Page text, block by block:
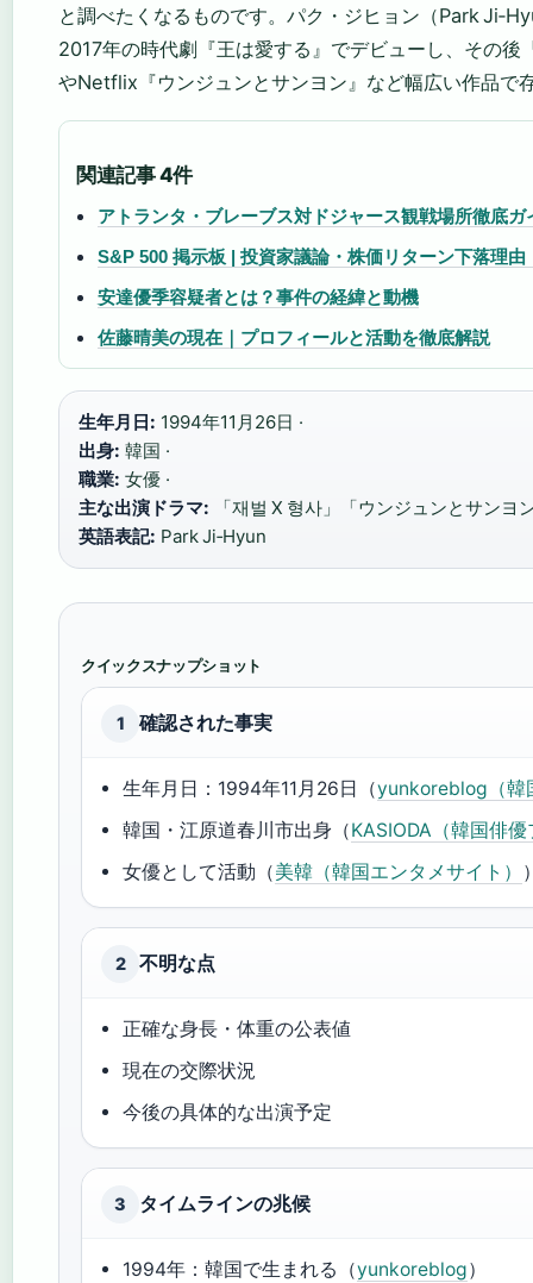
と調べたくなるものです。パク・ジヒョン（Park
2017年の時代劇『王は愛する』でデビューし、その後
やNetflix『ウンジュンとサンヨン』など幅広い作品で
関連記事 4件
アトランタ・ブレーブス対ドジャース観戦場所徹底
S&P 500 掲示板 | 投資家議論・株価リターン下落理由
安達優季容疑者とは？事件の経緯と動機
佐藤晴美の現在｜プロフィールと活動を徹底解説
生年月日: 1994年11月26日 ·
出身: 韓国 ·
職業: 女優 ·
主な出演ドラマ: 「재벌 X 형사」「ウンジュンとサンヨ
英語表記: Park Ji‑Hyun
クイックスナップショット
1 確認された事実
生年月日：1994年11月26日（yunkoreblog（韓
韓国・江原道春川市出身（KASIODA（韓国俳
女優として活動（美韓（韓国エンタメサイト）
2 不明な点
正確な身長・体重の公表値
現在の交際状況
今後の具体的な出演予定
3 タイムラインの兆候
1994年：韓国で生まれる（yunkoreblog）